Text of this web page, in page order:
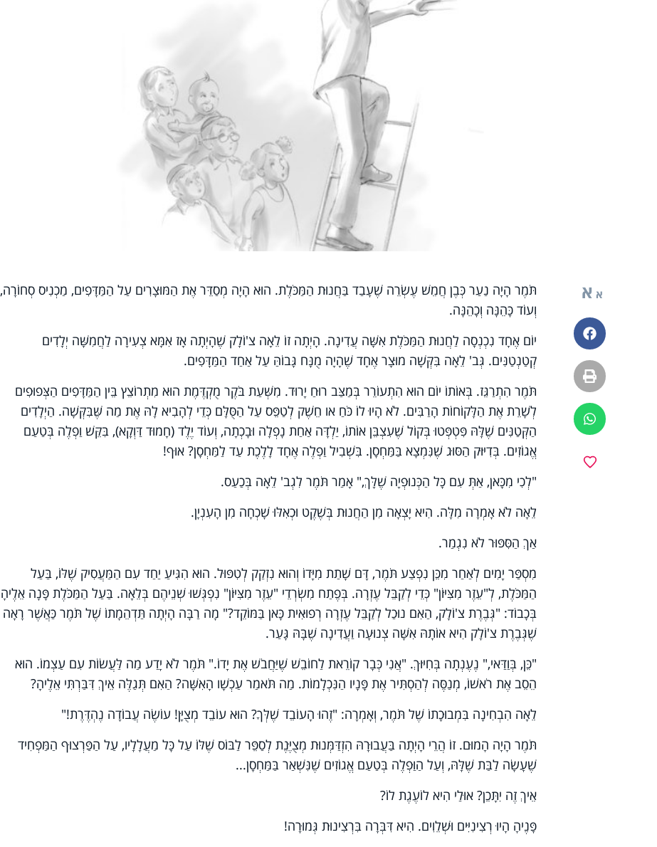
א א
פייסבוק
הדפסה
ווטסאפ
תֹּמֶר הָיָה נַעַר כְּבֶן חֲמֵשׁ עֶשְׂרֵה שֶׁעָבַד בַּחֲנוּת הַמַּכֹּלֶת. הוּא הָיָה מְסַדֵּר אֶת הַמּוּצָרִים עַל הַמַּדָּפִים, מַכְנִיס סְחוֹרָה,
וְעוֹד כָּהֵנָּה וְכָהֵנָּה.
יוֹם אֶחָד נִכְנְסָה לַחֲנוּת הַמַּכֹּלֶת אִשָּׁה עֲדִינָה. הָיְתָה זוֹ לֵאָה צ'וֹלָק שֶׁהָיְתָה אָז אִמָּא צְעִירָה לַחֲמִשָּׁה יְלָדִים
קְטַנְטַנִּים. גְּב' לֵאָה בִּקְּשָׁה מוּצָר אֶחָד שֶׁהָיָה מֻנָּח גָּבוֹהַּ עַל אַחַד הַמַּדָּפִים.
תֹּמֶר הִתְרַגֵּז. בְּאוֹתוֹ יוֹם הוּא הִתְעוֹרֵר בְּמַצַּב רוּחַ יָרוּד. מִשְּׁעַת בֹּקֶר מֻקְדֶּמֶת הוּא מִתְרוֹצֵץ בֵּין הַמַּדָּפִים הַצְּפוּפִים
לְשָׁרֵת אֶת הַלָּקוֹחוֹת הָרַבִּים. לֹא הָיוּ לוֹ כֹּחַ או חֵשֶׁק לְטַפֵּס עַל הַסֻּלָּם כְּדֵי לְהָבִיא לָהּ אֶת מַה שֶּׁבִּקְּשָׁה. הַיְלָדִים
הַקְּטַנִּים שֶׁלָּהּ פִּטְפְּטוּ בְּקוֹל שֶׁעִצְבֵּן אוֹתוֹ, יַלְדָּה אַחַת נָפְלָה וּבָכְתָה, וְעוֹד יֶלֶד (חָמוּד דַּוְקָא), בִּקֵּשׁ וַפְלֶה בְּטַעַם
אֱגוֹזִים. בְּדִיּוּק הַסּוּג שֶׁנִּמְצָא בַּמַּחְסָן. בִּשְׁבִיל וַפְלֶה אֶחָד לָלֶכֶת עַד לַמַּחְסָן? אוּף!
"לְכִי מִכָּאן, אַתְּ עִם כָּל הַכְּנוּפְיָה שֶׁלָּךְ," אָמַר תֹּמֶר לִגְב' לֵאָה בְּכַעַס.
לֵאָה לֹא אָמְרָה מִלָּה. הִיא יָצְאָה מִן הַחֲנוּת בְּשֶׁקֶט וּכְאִלּוּ שָׁכְחָה מִן הָעִנְיָן.
אַךְ הַסִּפּוּר לֹא נִגְמַר.
מִסְפַּר יָמִים לְאַחַר מִכֵּן נִפְצַע תֹּמֶר, דָּם שָׁתַת מִיָּדוֹ וְהוּא נִזְקַק לְטִפּוּל. הוּא הִגִּיעַ יַחַד עִם הַמַּעֲסִיק שֶׁלּוֹ, בַּעַל
הַמַּכֹּלֶת, לְ"עֵזֶר מִצִּיּוֹן" כְּדֵי לְקַבֵּל עֶזְרָה. בְּפֶתַח מִשְׂרְדֵי "עֵזֶר מִצִּיּוֹן" נִפְגְּשׁוּ שְׁנֵיהֶם בְּלֵאָה. בַּעַל הַמַּכֹּלֶת פָּנָה אֵלֶיהָ
בְּכָבוֹד: "גְּבֶרֶת צ'וֹלָק, הַאִם נוּכַל לְקַבֵּל עֶזְרָה רְפוּאִית כָּאן בַּמּוֹקֵד?" מָה רַבָּה הָיְתָה תַּדְהֵמָתוֹ שֶׁל תֹּמֶר כַּאֲשֶׁר רָאָה
שֶׁגְּבֶרֶת צ'וֹלָק הִיא אוֹתָהּ אִשָּׁה צְנוּעָה וַעֲדִינָה שֶׁבָּהּ גָּעַר.
"כֵּן, בְּוַדַּאי," נֶעֶנְתָה בְּחִיּוּךְ. "אֲנִי כְּבָר קוֹרֵאת לַחוֹבֵשׁ שֶׁיַּחֲבֹשׁ אֶת יָדוֹ." תֹּמֶר לֹא יָדַע מַה לַּעֲשׂוֹת עִם עַצְמוֹ. הוּא
הֵסֵב אֶת רֹאשׁוֹ, מְנַסֶּה לְהַסְתִּיר אֶת פָּנָיו הַנִּכְלָמוֹת. מַה תֹּאמַר עַכְשָׁו הָאִשָּׁה? הַאִם תְּגַלֶּה אֵיךְ דִּבַּרְתִּי אֵלֶיהָ?
לֵאָה הִבְחִינָה בִּמְבוּכָתוֹ שֶׁל תֹּמֶר, וְאָמְרָה: "זֶהוּ הָעוֹבֵד שֶׁלְּךָ? הוּא עוֹבֵד מְצֻיָּן! עוֹשֶׂה עֲבוֹדָה נֶהְדֶּרֶת!"
תֹּמֶר הָיָה הָמוּם. זוֹ הֲרֵי הָיְתָה בַּעֲבוּרָהּ הִזְדַּמְּנוּת מְצֻיֶּנֶת לְסַפֵּר לַבּוֹס שֶׁלּוֹ עַל כָּל מַעֲלָלָיו, עַל הַפַּרְצוּף הַמַּפְחִיד
שֶׁעָשָׂה לַבַּת שֶׁלָּהּ, וְעַל הַוַּפְלֶה בְּטַעַם אֱגוֹזִים שֶׁנִּשְׁאַר בַּמַּחְסָן...
אֵיךְ זֶה יִתָּכֵן? אוּלַי הִיא לוֹעֶגֶת לוֹ?
פָּנֶיהָ הָיוּ רְצִינִיִּים וּשְׁלֵוִים. הִיא דִּבְּרָה בִּרְצִינוּת גְּמוּרָה!